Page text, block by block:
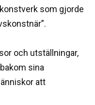
som gjorde
och utställningar,
sina
att